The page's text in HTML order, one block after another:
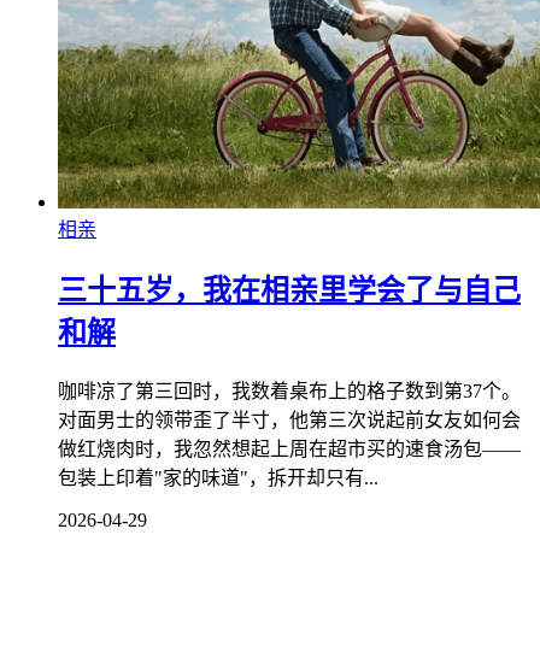
相亲
三十五岁，我在相亲里学会了与自己
和解
咖啡凉了第三回时，我数着桌布上的格子数到第37个。
对面男士的领带歪了半寸，他第三次说起前女友如何会
做红烧肉时，我忽然想起上周在超市买的速食汤包——
包装上印着"家的味道"，拆开却只有...
2026-04-29